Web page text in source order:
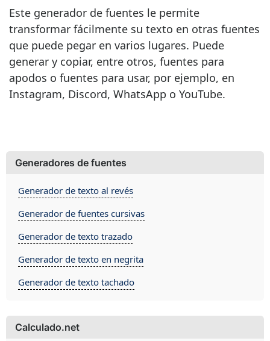
Este generador de fuentes le permite
transformar fácilmente su texto en otras fuentes
que puede pegar en varios lugares. Puede
generar y copiar, entre otros, fuentes para
apodos o fuentes para usar, por ejemplo, en
Instagram, Discord, WhatsApp o YouTube.
Generadores de fuentes
Generador de texto al revés
Generador de fuentes cursivas
Generador de texto trazado
Generador de texto en negrita
Generador de texto tachado
Calculado.net